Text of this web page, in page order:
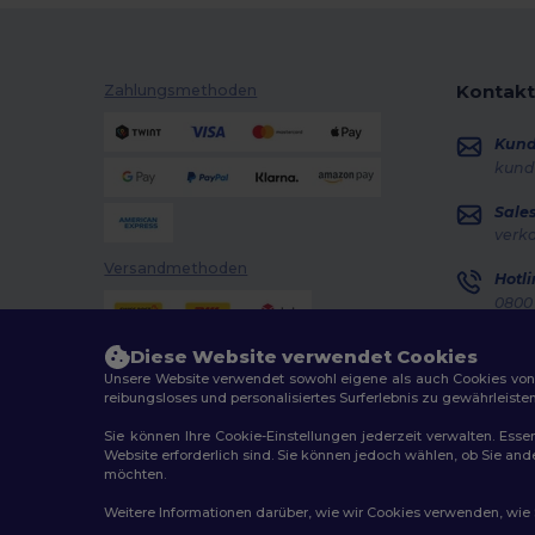
Zahlungsmethoden
Versandmethoden
Sales
0800
2026. Alle Rechte vorbehalten
Diese Website verwendet Cookies
Unsere Website verwendet sowohl eigene als auch Cookies
reibungsloses und personalisiertes Surferlebnis zu
Sie können Ihre Cookie-Einstellungen jederzeit verwalten.
Website erforderlich sind. Sie können jedoch wählen, ob Sie
möchten.
Weitere Informationen darüber, wie wir Cookies verwenden,